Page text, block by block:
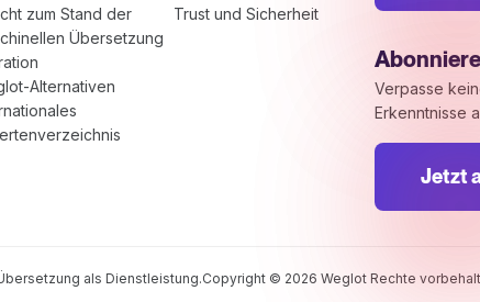
individuell zu gestalten und zu verwalten, um die
zum Stand der
Übersetzung
Alternativen
Trust und Sicherheit
Verpasse
Erkenntnisse
Jetzt
als Dienstleistung.Copyright © 2026 Weglot Rechte